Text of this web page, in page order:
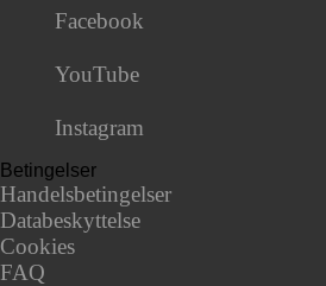
Facebook
YouTube
Instagram
Betingelser
Handelsbetingelser
Databeskyttelse
Cookies
FAQ